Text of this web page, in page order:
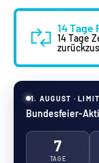
14
14 Tage
1. AUGUST ·
Bundesfeier-
7
TAGE